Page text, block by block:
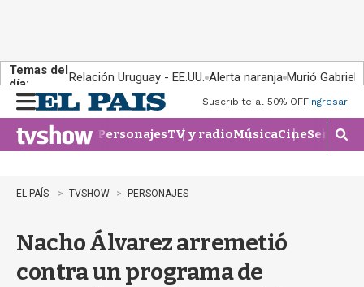
Temas del
día:
Relación Uruguay - EE.UU. Alerta naranja Murió Gabriel
n
u
Suscribite al 50% OFFIngresar
PersonajesTV y radioMúsicaCineSeries
M
o
EL PAÍS TVSHOW PERSONAJES
Nacho Álvarez arremetió
contra un programa de